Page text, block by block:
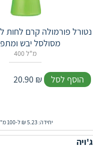
נטורל פורמולה קרם לחות
מסולסל יבש
400 מ"ל
20.90 ₪ הוסף לסל
יחידה: 5.23 ₪ ל-100 מ"ל
ג'ויה